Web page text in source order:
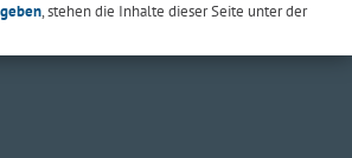
, stehen die Inhalte dieser Seite unter der